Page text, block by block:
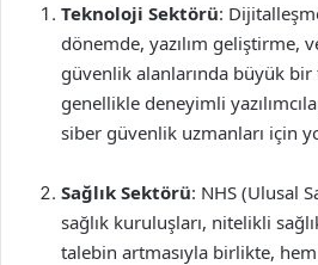
Teknoloji Sektörü:
dönemde, yazılım geliştirme,
güvenlik alanlarında büyük bir
genellikle deneyimli
siber güvenlik uzmanları için
Sağlık Sektörü: NHS (Ulusal
sağlık kuruluşları, nitelikli
talebin artmasıyla birlikte,